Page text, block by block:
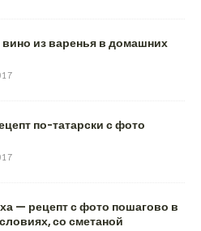
вино из варенья в домашних
по-татарски с фото
— рецепт с фото пошагово в
со сметаной